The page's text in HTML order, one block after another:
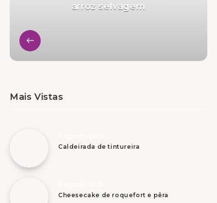
arroz selvagem
Mais Vistas
Caldeirada de tintureira
Cheesecake de roquefort e pêra